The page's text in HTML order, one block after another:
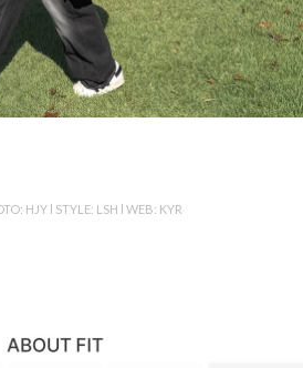
HJY l STYLE: LSH l WEB: KYR